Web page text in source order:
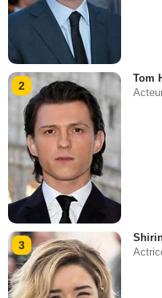
2
Tom
3